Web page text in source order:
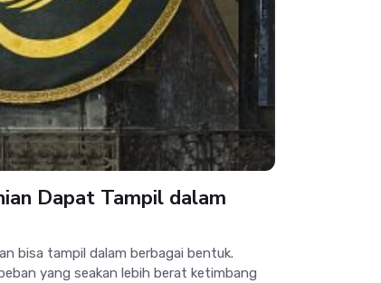
Dapat Tampil dalam
bisa tampil dalam berbagai bentuk.
yang seakan lebih berat ketimbang